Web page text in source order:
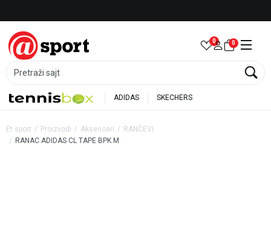
Pretraži sajt
0 0
ADIDAS SKECHERS
Et sport Proizvodi Aksesoari
RANČEVI
RANAC ADIDAS CL TAPE BPK M